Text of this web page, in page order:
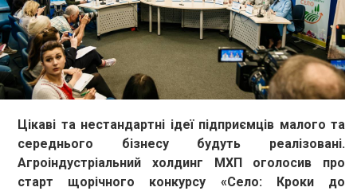
Цікаві та нестандартні ідеї підприємців малого та
середнього бізнесу будуть реалізовані.
Агроіндустріальний холдинг МХП оголосив про
старт щорічного конкурсу «Село: Кроки до